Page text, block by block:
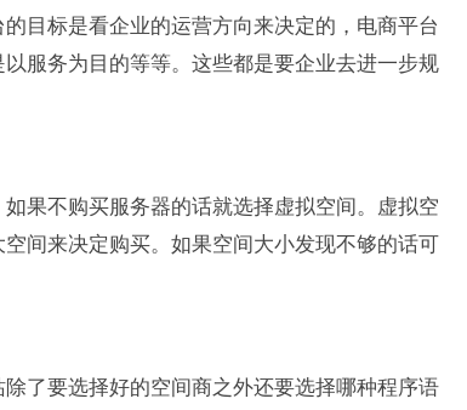
目标是看企业的运营方向来决定的，电商平台
服务为目的等等。这些都是要企业去进一步规
果不购买服务器的话就选择虚拟空间。虚拟空
间来决定购买。如果空间大小发现不够的话可
了要选择好的空间商之外还要选择哪种程序语